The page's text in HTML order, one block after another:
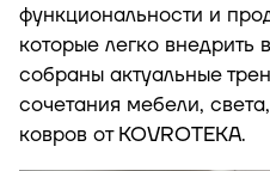
функциональности и
которые легко внедрить
собраны актуальные
сочетания мебели,
ковров от KOVROTEKA.